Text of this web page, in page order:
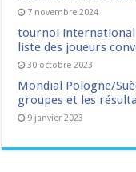
7 novembre 2024
tournoi
liste des joueurs
30 octobre 2023
Mondial Pologne/
groupes et les
9 janvier 2023